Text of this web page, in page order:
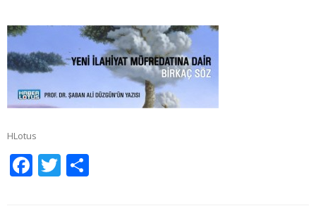
HLotus
Facebook
Twitter